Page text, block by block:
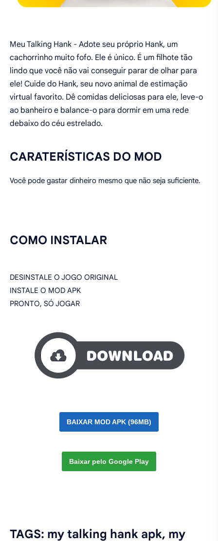
Meu Talking Hank - Adote seu próprio Hank, um
cachorrinho muito fofo. Ele é único. É um filhote tão
lindo que você não vai conseguir parar de olhar para
ele! Cuide do Hank, seu novo animal de estimação
virtual favorito. Dê comidas deliciosas para ele, leve-o
ao banheiro e balance-o para dormir em uma rede
debaixo do céu estrelado.
CARATERÍSTICAS DO MOD
Você pode gastar dinheiro mesmo que não seja suficiente.
COMO INSTALAR
DESINSTALE O JOGO ORIGINAL
INSTALE O MOD APK
PRONTO, SÓ JOGAR
BAIXAR MOD APK (96MB)
Baixar pelo Google Play
TAGS: my talking hank apk, my